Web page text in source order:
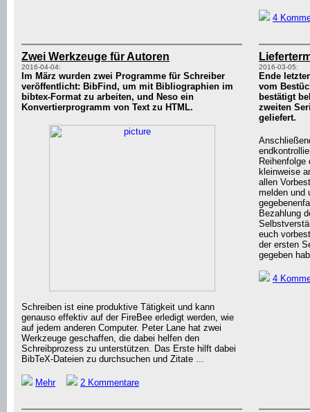
4
Zwei Werkzeuge für Autoren
2016-04-04:
Im März wurden zwei Programme für Schreiber
veröffentlicht: BibFind, um mit Bibliographien im
bibtex-Format zu arbeiten, und Neso ein
Konvertierprogramm von Text zu HTML.
Schreiben ist eine produktive Tätigkeit und kann
genauso effektiv auf der FireBee erledigt werden, wie
auf jedem anderen Computer. Peter Lane hat zwei
Werkzeuge geschaffen, die dabei helfen den
Schreibprozess zu unterstützen. Das Erste hilft dabei
BibTeX-Dateien zu durchsuchen und Zitate ...
Mehr 2 Kommentare
2016-03-05:
Ende
vom
bestätigt
zweiten
geliefert.
Reihenfolge
kleinweise
allen
melden und
Bezahlung
euch
der ersten
gegeben
4